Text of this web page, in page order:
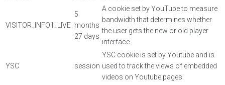
VISITOR_INFO1_LIVE
5
months
27 days
A cookie set by YouTube to measure
bandwidth that determines whether
the user gets the new or old player
interface.
YSC session
YSC cookie is set by Youtube and is
used to track the views of embedded
videos on Youtube pages.